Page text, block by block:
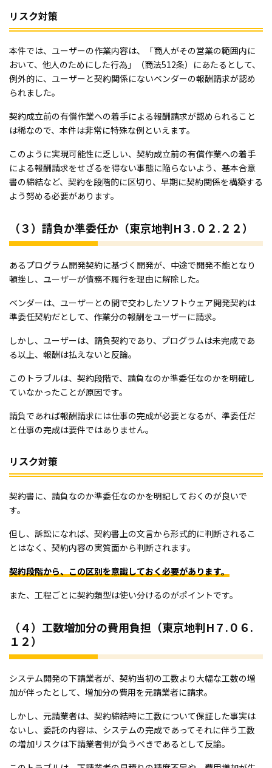
リスク対策
本件では、ユーザーの作業内容は、「商人がその営業の範囲内に
おいて、他人のためにした行為」（商法512条）にあたるとして、
例外的に、ユーザーと契約関係にないベンダーの報酬請求が認め
られました。
契約成立前の有償作業への着手による報酬請求が認められること
は稀なので、本件は非常に特殊な例といえます。
このように実現可能性に乏しい、契約成立前の有償作業への着手
による報酬請求をせざるを得ない事態に陥らないよう、基本合意
書の締結など、契約を段階的に区切り、早期に契約関係を構築する
よう努める必要があります。
（３）請負か準委任か（東京地判H３.０２.２２）
あるプログラム開発契約に基づく開発が、中途で開発不能となり
頓挫し、ユーザーが債務不履行を理由に解除した。
ベンダーは、ユーザーとの間で交わしたソフトウェア開発契約は
準委任契約だとして、作業分の報酬をユーザーに請求。
しかし、ユーザーは、請負契約であり、プログラムは未完成であ
る以上、報酬は払えないと反論。
このトラブルは、契約段階で、請負なのか準委任なのかを明確し
ていなかったことが原因です。
請負であれば報酬請求には仕事の完成が必要となるが、準委任だ
と仕事の完成は要件ではありません。
リスク対策
契約書に、請負なのか準委任なのかを明記しておくのが良いで
す。
但し、訴訟になれば、契約書上の文言から形式的に判断されるこ
とはなく、契約内容の実質面から判断されます。
契約段階から、この区別を意識しておく必要があります。
また、工程ごとに契約類型は使い分けるのがポイントです。
（４）工数増加分の費用負担（東京地判H７.０６.
１２）
システム開発の下請業者が、契約当初の工数より大幅な工数の増
加が伴ったとして、増加分の費用を元請業者に請求。
しかし、元請業者は、契約締結時に工数について保証した事実は
ないし、委託の内容は、システムの完成であってそれに伴う工数
の増加リスクは下請業者側が負うべきであるとして反論。